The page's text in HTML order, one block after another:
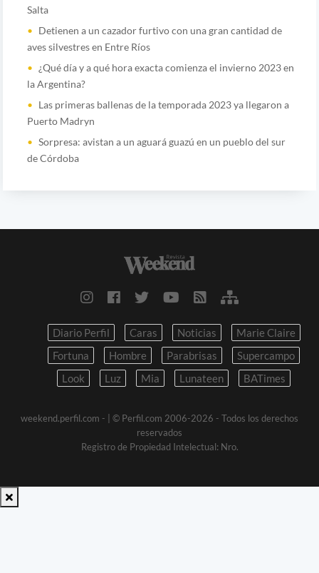
Salta
Detienen a un cazador furtivo con una gran cantidad de
aves silvestres en Entre Ríos
¿Qué día y a qué hora exacta comienza el invierno 2023 en
la Argentina?
Las primeras ballenas de la temporada 2023 ya llegaron a
Puerto Madryn
Sorpresa: avistan a un aguará guazú en un pueblo del sur
de Córdoba
Diario Perfil Caras Noticias
Marie Claire
Fortuna
Hombre Parabrisas
Supercampo
Look
Luz Mia Lunateen BATimes
weekend.perfil.com -
| © Perfil.com 2006-2026 - Todos los derechos
reservados
Registro de Propiedad Intelectual: Nro.